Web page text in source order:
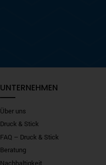
UNTERNEHMEN
Über uns
Druck & Stick
FAQ – Druck & Stick
Beratung
Nachhaltigkeit